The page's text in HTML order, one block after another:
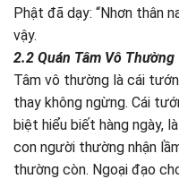
Phật đã dạy: “Nhơn thân
vậy.
2.2 Quán Tâm Vô Thường
Tâm vô thường là cái
thay không ngừng. Cái
biệt hiểu biết hàng ngày,
con người thường nhận
thường còn. Ngoại đạo